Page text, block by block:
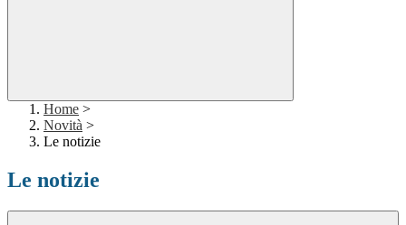
Home >
Novità >
Le notizie
Le notizie